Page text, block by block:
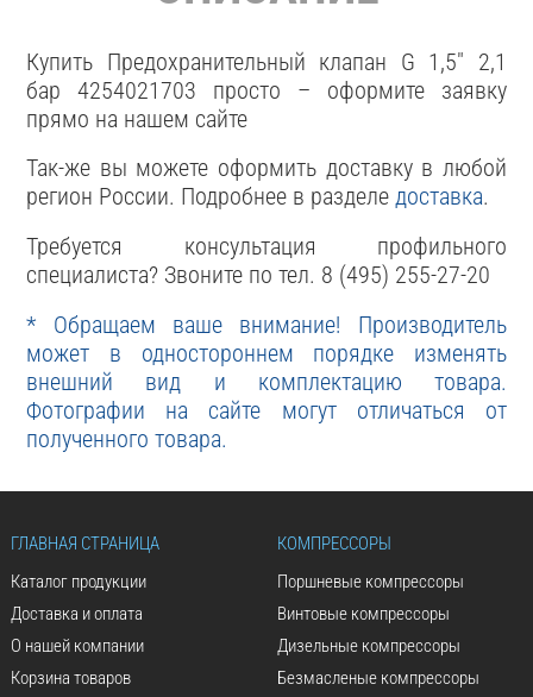
Купить Предохранительный клапан G 1,5" 2,1
бар 4254021703 просто – оформите заявку
прямо на нашем сайте
Так-же вы можете оформить доставку в любой
регион России. Подробнее в разделедоставка.
Требуется консультация профильного
специалиста? Звоните по тел. 8 (495) 255-27-20
* Обращаем ваше внимание! Производитель
может в одностороннем порядке изменять
внешний вид и комплектацию товара.
Фотографии на сайте могут отличаться от
полученного товара.
ГЛАВНАЯ СТРАНИЦА
Каталог продукции
Доставка и оплата
О нашей компании
Корзина товаров
КОМПРЕССОРЫ
Поршневые компрессоры
Винтовые компрессоры
Дизельные компрессоры
Безмасленые компрессоры